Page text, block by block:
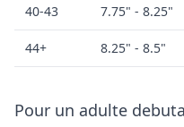
40-43 7.75" - 8.25"
44+ 8.25" - 8.5"
Pour un adulte